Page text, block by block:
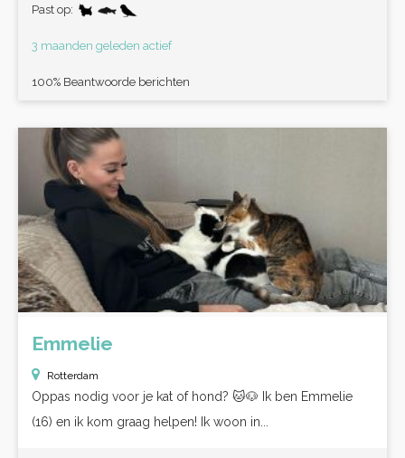
Past op:
3 maanden geleden actief
100% Beantwoorde berichten
Emmelie
Rotterdam
Oppas nodig voor je kat of hond? 🐱🐶 Ik ben Emmelie
(16) en ik kom graag helpen! Ik woon in...